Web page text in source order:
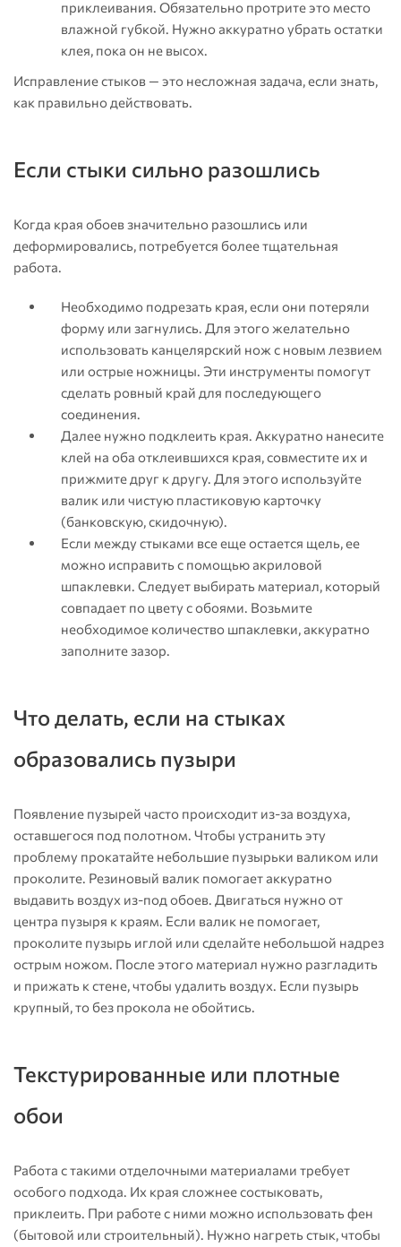
приклеивания. Обязательно протрите это место
влажной губкой. Нужно аккуратно убрать остатки
клея, пока он не высох.
Исправление стыков — это несложная задача, если знать,
как правильно действовать.
Если стыки сильно разошлись
Когда края обоев значительно разошлись или
деформировались, потребуется более тщательная
работа.
Необходимо подрезать края, если они потеряли
форму или загнулись. Для этого желательно
использовать канцелярский нож с новым лезвием
или острые ножницы. Эти инструменты помогут
сделать ровный край для последующего
соединения.
Далее нужно подклеить края. Аккуратно нанесите
клей на оба отклеившихся края, совместите их и
прижмите друг к другу. Для этого используйте
валик или чистую пластиковую карточку
(банковскую, скидочную).
Если между стыками все еще остается щель, ее
можно исправить с помощью акриловой
шпаклевки. Следует выбирать материал, который
совпадает по цвету с обоями. Возьмите
необходимое количество шпаклевки, аккуратно
заполните зазор.
Что делать, если на стыках
образовались пузыри
Появление пузырей часто происходит из-за воздуха,
оставшегося под полотном. Чтобы устранить эту
проблему прокатайте небольшие пузырьки валиком или
проколите. Резиновый валик помогает аккуратно
выдавить воздух из-под обоев. Двигаться нужно от
центра пузыря к краям. Если валик не помогает,
проколите пузырь иглой или сделайте небольшой надрез
острым ножом. После этого материал нужно разгладить
и прижать к стене, чтобы удалить воздух. Если пузырь
крупный, то без прокола не обойтись.
Текстурированные или плотные
обои
Работа с такими отделочными материалами требует
особого подхода. Их края сложнее состыковать,
приклеить. При работе с ними можно использовать фен
(бытовой или строительный). Нужно нагреть стык, чтобы